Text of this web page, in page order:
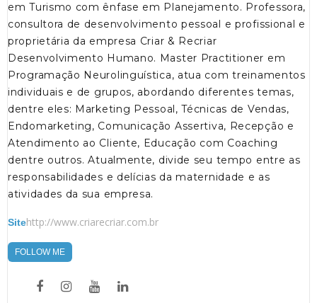
em Turismo com ênfase em Planejamento. Professora,
consultora de desenvolvimento pessoal e profissional e
proprietária da empresa Criar & Recriar
Desenvolvimento Humano. Master Practitioner em
Programação Neurolinguística, atua com treinamentos
individuais e de grupos, abordando diferentes temas,
dentre eles: Marketing Pessoal, Técnicas de Vendas,
Endomarketing, Comunicação Assertiva, Recepção e
Atendimento ao Cliente, Educação com Coaching
dentre outros. Atualmente, divide seu tempo entre as
responsabilidades e delícias da maternidade e as
atividades da sua empresa.
Sitehttp://www.criarecriar.com.br
FOLLOW ME